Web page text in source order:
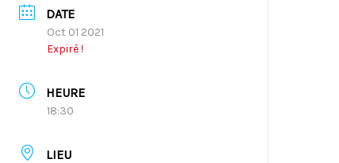
DATE
Oct 01 2021
Expiré !
HEURE
18:30
LIEU